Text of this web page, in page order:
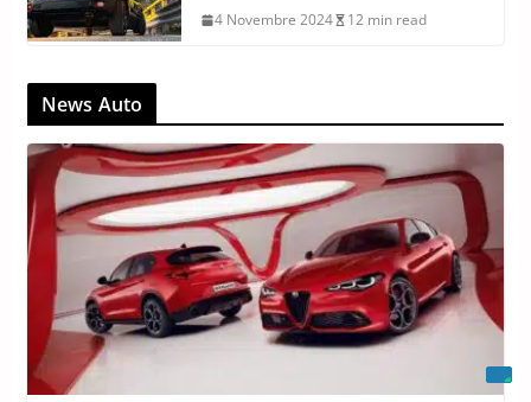
4 Novembre 2024 12 min read
News Auto